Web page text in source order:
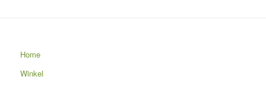
Home
Winkel